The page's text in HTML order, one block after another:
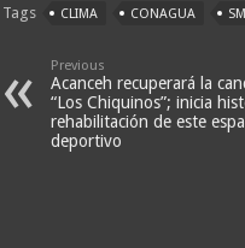
Tags CLIMA CONAGUA
Previous
Acanceh recuperará la
“Los Chiquinos”; inicia
rehabilitación de este
deportivo